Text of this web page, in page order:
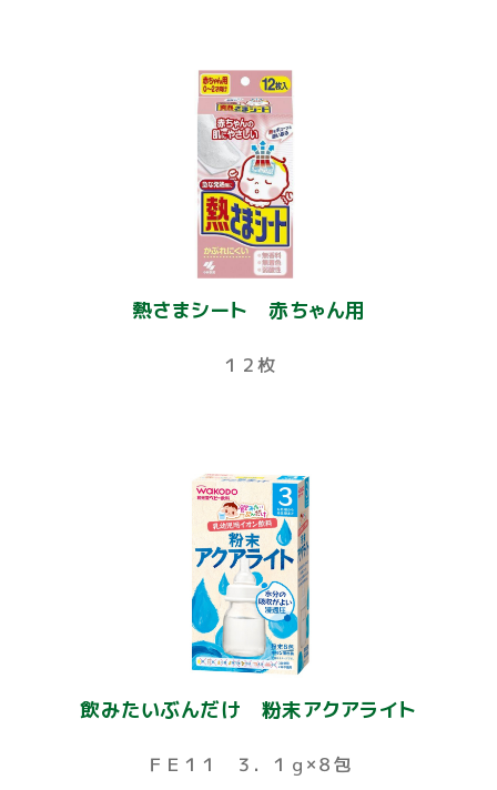
熱さまシート 赤ちゃん用
１２枚
飲みたいぶんだけ 粉末アクアライト
ＦＥ１１ ３．１ｇ×８包